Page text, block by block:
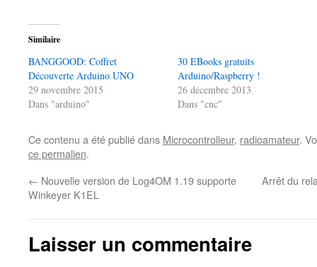
Similaire
BANGGOOD: Coffret
Découverte Arduino UNO
29 novembre 2015
Dans "arduino"
30 EBooks gratuits
Arduino/Raspberry !
26 décembre 2013
Dans "cnc"
Ce contenu a été publié dans Microcontrolleur, radioamateur.
ce permalien.
← Nouvelle version de Log4OM 1.19 supporte
Winkeyer K1EL
Arrêt du
Laisser un commentaire